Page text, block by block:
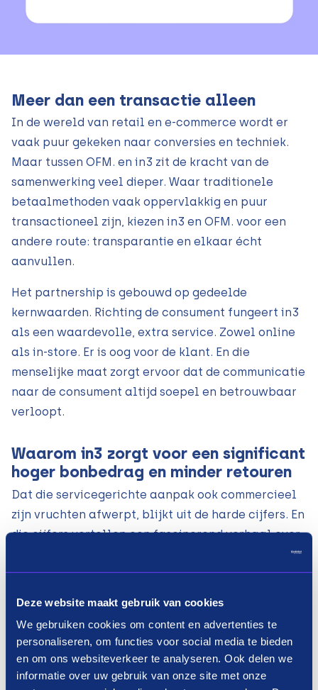
Deze website maakt gebruik van cookies
We gebruiken cookies om content en advertenties te
personaliseren, om functies voor social media te bieden
en om ons websiteverkeer te analyseren. Ook delen we
informatie over uw gebruik van onze site met onze
Meer dan een transactie alleen
In de wereld van retail en e-commerce wordt er
vaak puur gekeken naar conversies en techniek.
Maar tussen OFM. en in3 zit de kracht van de
samenwerking veel dieper. Waar traditionele
betaalmethoden vaak oppervlakkig en puur
transactioneel zijn, kiezen in3 en OFM. voor een
andere route: transparantie en elkaar écht
aanvullen.
Het partnership is gebouwd op gedeelde
kernwaarden. Richting de consument fungeert in3
als een waardevolle, extra service. Zowel online
als in-store. Er is oog voor de klant. En die
menselijke maat zorgt ervoor dat de communicatie
naar de consument altijd soepel en betrouwbaar
verloopt.
Waarom in3 zorgt voor een significant
hoger bonbedrag en minder retouren
Dat die servicegerichte aanpak ook commercieel
zijn vruchten afwerpt, blijkt uit de harde cijfers. En
die cijfers vertellen een fascinerend verhaal over
wanneer klanten de ruimte krijgen om flexibel te
Wanneer een klant kiest voor de flexibiliteit van
in3, waarbij het bedrag in drie gelijke termijnen
tegen 0% rente wordt betaald, gebeurt er iets
opmerkelijks. Volgens OFM., “